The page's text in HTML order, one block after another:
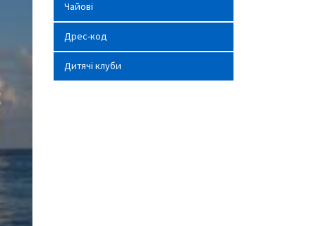
Чайові
Дрес-код
Дитячі клуби